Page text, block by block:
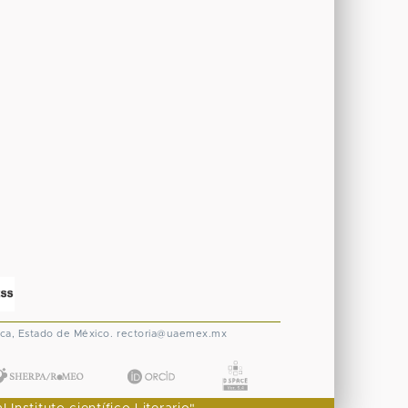
Estado de México. rectoria@uaemex.mx